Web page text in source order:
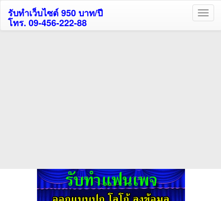
รับทำเว็บไซต์ 950 บาท/ปี
โทร. 09-456-222-88